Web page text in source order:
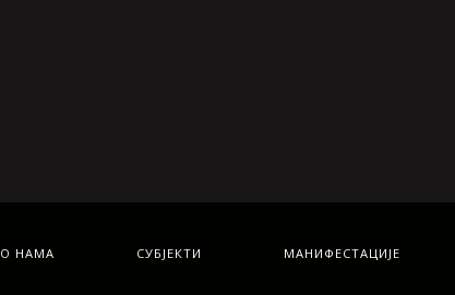
О НАМА СУБЈЕКТИ МАНИФЕСТАЦИЈЕ